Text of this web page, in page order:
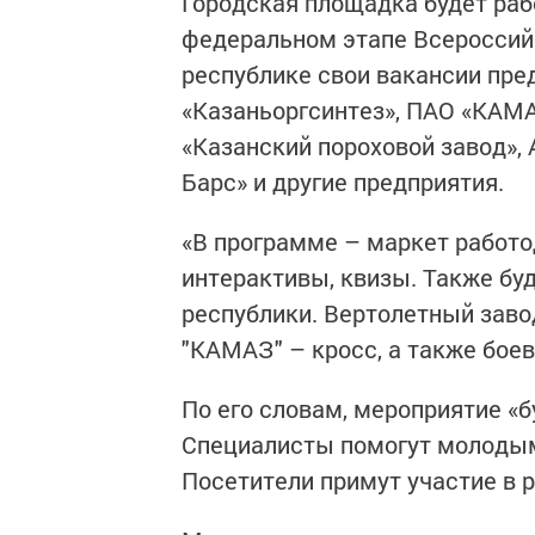
федеральном этапе
республике свои вакансии
«Казаньоргсинтез», ПАО
«Казанский пороховой
Барс» и другие предприятия.
«В программе – маркет
интерактивы, квизы. Также
республики. Вертолетный
"КАМАЗ" – кросс, а также
По его словам, мероприятие
Специалисты помогут
Посетители примут участие